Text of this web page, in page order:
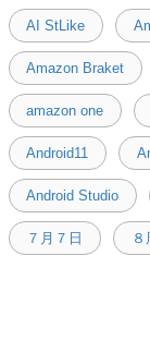
AI StLike
Amazon Braket
amazon one
Android11
Android Studio
７月７日